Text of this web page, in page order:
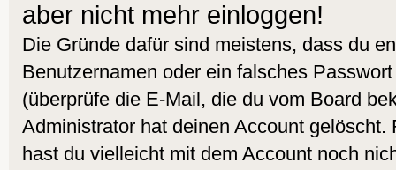
aber nicht mehr einloggen!
Die Gründe dafür sind meistens, dass du
Benutzernamen oder ein falsches
(überprüfe die E-Mail, die du vom Board
Administrator hat deinen Account gelöscht.
hast du vielleicht mit dem Account noch